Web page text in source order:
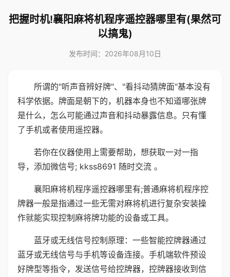
把握时机!襄阳麻将机程序遥控器哪里有(果然可
以搞鬼)
发布时间：2026年08月10日
所谓的"听声音辨好牌"、"看抖动猜牌面"基本没有
科学依据。牌面是朝下的，机器本身也不知道哪张牌
是什么，怎么可能通过声音和抖动暴露信息。只有懂
了手机或者使用遥控器。
若你在仪器使用上需要帮助，想获取一对一指
导，添加微信号; kkss8691 随时交流 。
襄阳麻将机程序遥控器哪里有;普通麻将机程序控
牌器一般是指通过一些无需对麻将机进行复杂安装操
作就能实现控制麻将牌功能的设备或工具。
蓝牙或无线信号控制原理：一些智能控牌器通过
蓝牙或无线信号与手机等设备连接。手机端软件预设
好牌型等指令，发送信号给控牌器，控牌器接收到信